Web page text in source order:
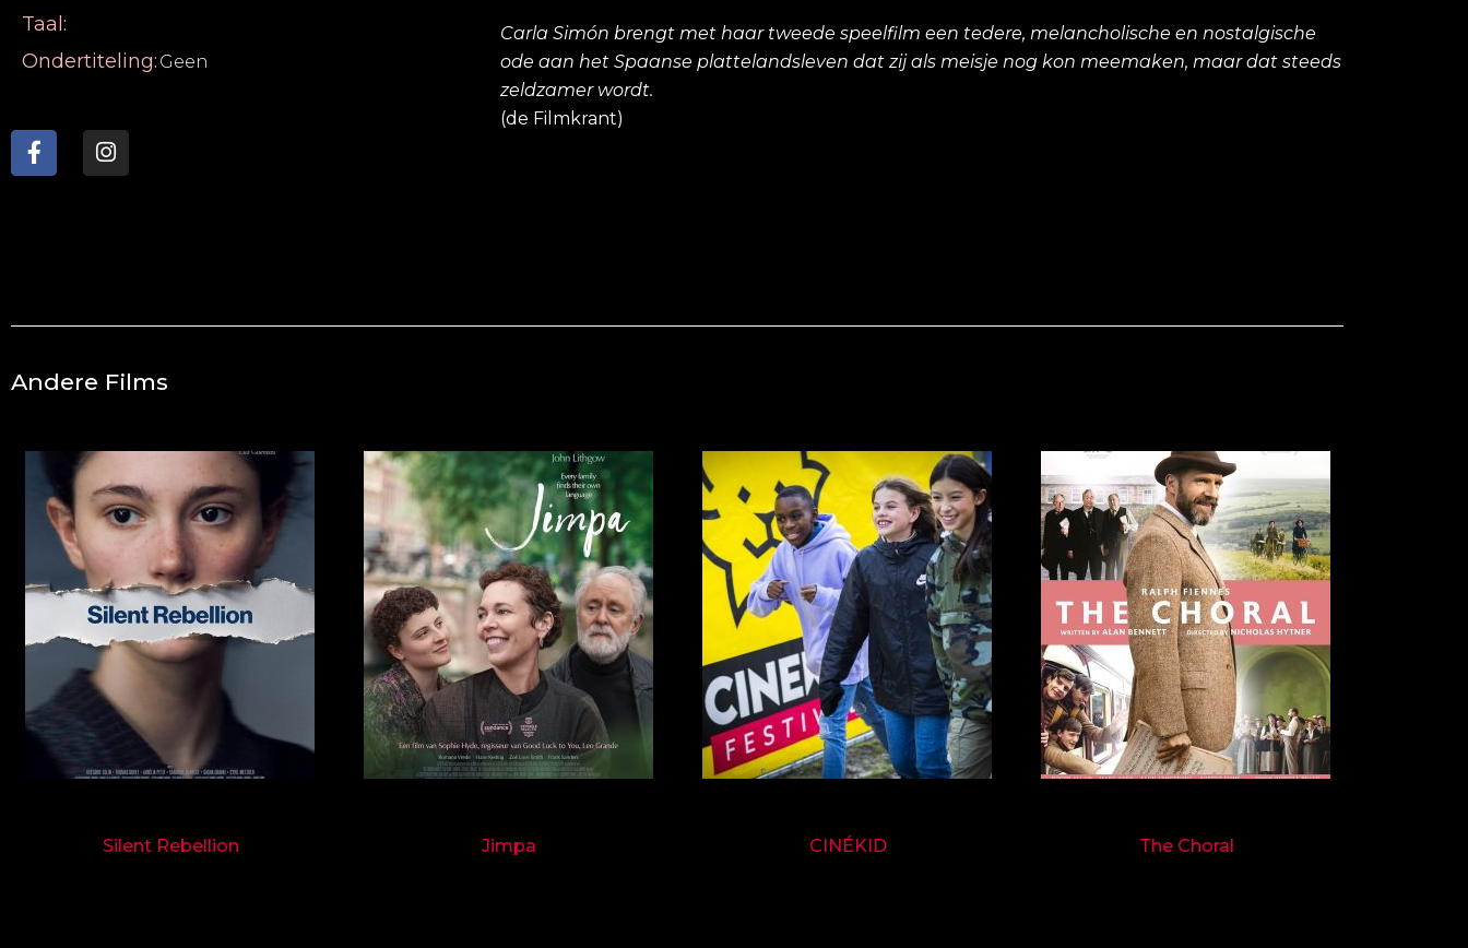
Taal:
Ondertiteling: Geen
Carla Simón brengt met haar tweede speelfilm een tedere, melancholische en nostalgische
ode aan het Spaanse plattelandsleven dat zij als meisje nog kon meemaken, maar dat steeds
zeldzamer wordt.
(de Filmkrant)
Andere Films
Silent Rebellion Jimpa CINÉKID The Choral